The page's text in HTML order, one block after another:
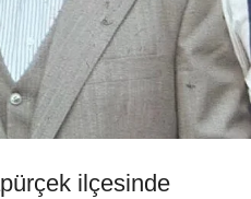
ilçesinde